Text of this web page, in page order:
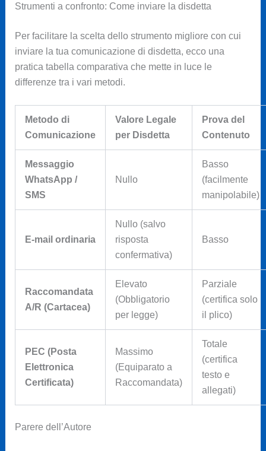
Strumenti a confronto: Come inviare la disdetta
Per facilitare la scelta dello strumento migliore con cui
inviare la tua comunicazione di disdetta, ecco una
pratica tabella comparativa che mette in luce le
differenze tra i vari metodi.
Metodo di
Comunicazione
Valore Legale
per Disdetta
Prova del
Contenuto
Messaggio
WhatsApp /
SMS
Nullo
Basso
(facilmente
manipolabile)
E-mail ordinaria
Nullo (salvo
risposta
confermativa)
Basso
Raccomandata
A/R (Cartacea)
Elevato
(Obbligatorio
per legge)
Parziale
(certifica solo
il plico)
PEC (Posta
Elettronica
Certificata)
Massimo
(Equiparato a
Raccomandata)
Totale
(certifica
testo e
allegati)
Parere dell’Autore